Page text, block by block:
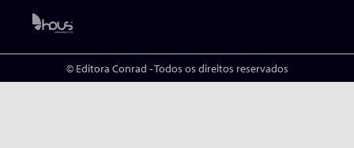
© Editora Conrad - Todos os direitos reservados